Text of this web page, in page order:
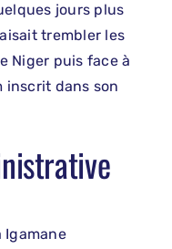
jours plus
trembler les
Niger puis face à
inscrit dans son
Igamane